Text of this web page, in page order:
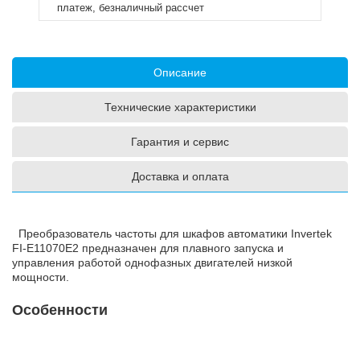
платеж, безналичный рассчет
Описание
Технические характеристики
Гарантия и сервис
Доставка и оплата
Преобразователь частоты для шкафов автоматики Invertek
FI-E11070E2 предназначен для плавного запуска и
управления работой однофазных двигателей низкой
мощности.
Особенности